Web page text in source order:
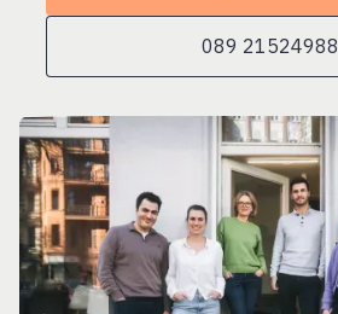
089 21524988